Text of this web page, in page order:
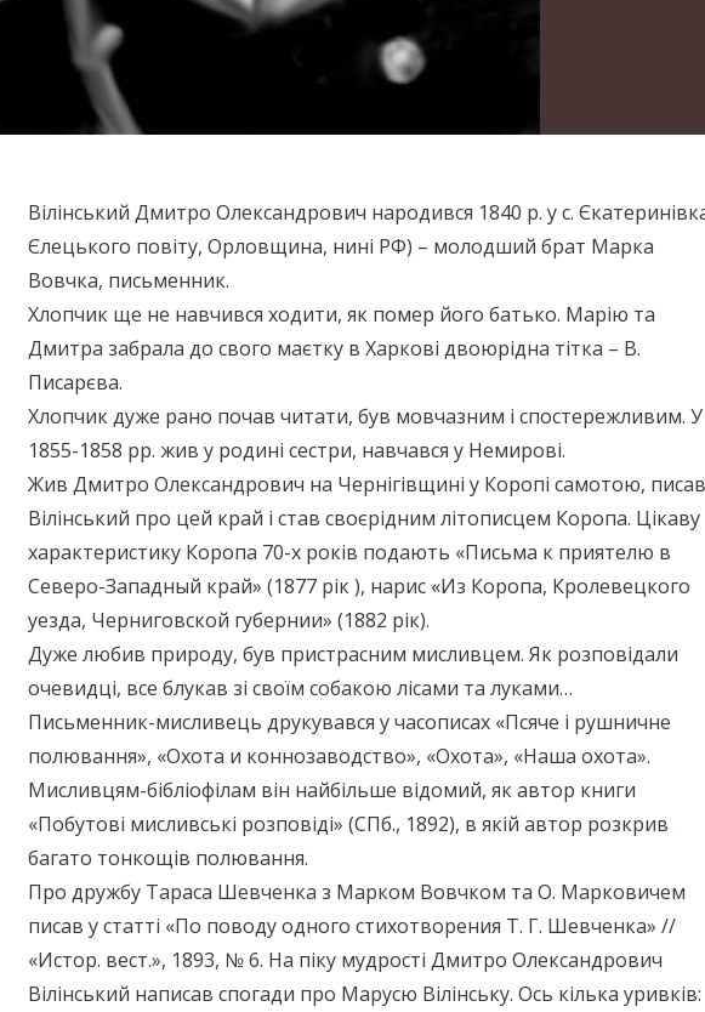
Вілінський Дмитро Олександрович народився 1840 р. у с.
Єлецького повіту, Орловщина, нині РФ) – молодший брат Марка
Вовчка, письменник.
Хлопчик ще не навчився ходити, як помер його батько. Марію та
Дмитра забрала до свого маєтку в Харкові двоюрідна тітка – В.
Писарєва.
Хлопчик дуже рано почав читати, був мовчазним і спостережливим. У
1855-1858 рр. жив у родині сестри, навчався у Немирові.
Жив Дмитро Олександрович на Чернігівщині у Коропі самотою, писав
Вілінський про цей край і став своєрідним літописцем Коропа. Цікаву
характеристику Коропа 70-х років подають «Письма к приятелю в
Северо-Западный край» (1877 рік ), нарис «Из Коропа, Кролевецкого
уезда, Черниговской губернии» (1882 рік).
Дуже любив природу, був пристрасним мисливцем. Як розповідали
очевидці, все блукав зі своїм собакою лісами та луками…
Письменник-мисливець друкувався у часописах «Псяче і рушничне
полювання», «Охота и коннозаводство», «Охота», «Наша охота».
Мисливцям-бібліофілам він найбільше відомий, як автор книги
«Побутові мисливські розповіді» (СПб., 1892), в якій автор розкрив
багато тонкощів полювання.
Про дружбу Тараса Шевченка з Марком Вовчком та О. Марковичем
писав у статті «По поводу одного стихотворения Т. Г. Шевченка» //
«Истор. вест.», 1893, № 6. На піку мудрості Дмитро Олександрович
Вілінський написав спогади про Марусю Вілінську. Ось кілька уривків: